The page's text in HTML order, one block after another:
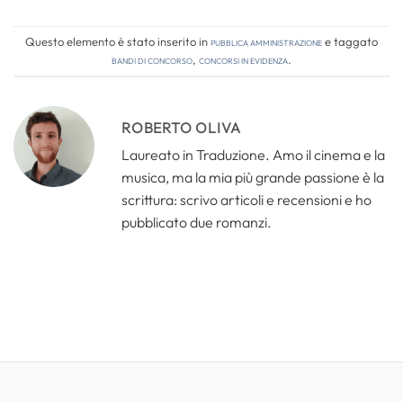
Questo elemento è stato inserito inPubblica amministrazionee taggato
bandi di concorso, concorsi in evidenza.
ROBERTO OLIVA
Laureato in Traduzione. Amo il cinema e la
musica, ma la mia più grande passione è la
scrittura: scrivo articoli e recensioni e ho
pubblicato due romanzi.